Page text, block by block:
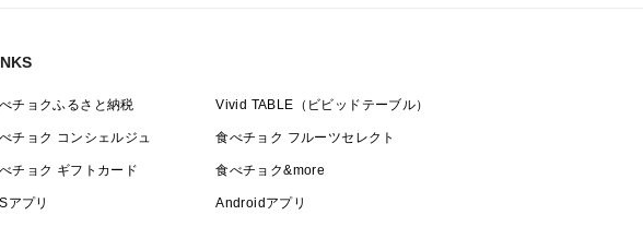
チョクふるさと納税 Vivid TABLE（ビビッドテーブル）
チョク コンシェルジュ 食べチョク フルーツセレクト
チョク ギフトカード 食べチョク&more
アプリ Androidアプリ